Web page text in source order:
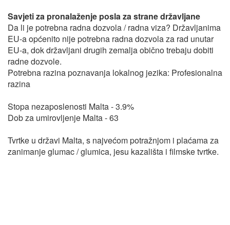
Savjeti za pronalaženje posla za strane državljane
Da li je potrebna radna dozvola / radna viza? Državljanima
EU-a općenito nije potrebna radna dozvola za rad unutar
EU-a, dok državljani drugih zemalja obično trebaju dobiti
radne dozvole.
Potrebna razina poznavanja lokalnog jezika: Profesionalna
razina
Stopa nezaposlenosti Malta - 3.9%
Dob za umirovljenje Malta - 63
Tvrtke u državi Malta, s najvećom potražnjom i plaćama za
zanimanje glumac / glumica, jesu kazališta i filmske tvrtke.